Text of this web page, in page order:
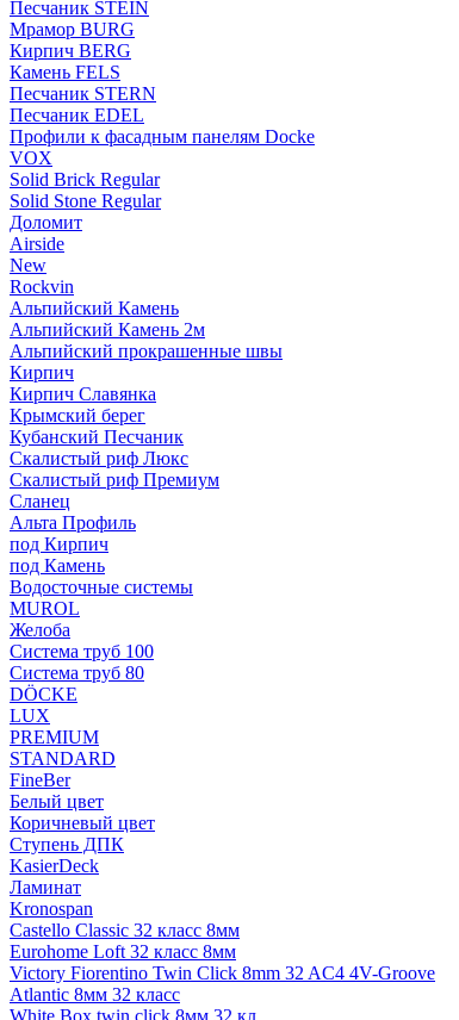
Пес­ча­ник STEIN
Мрамор BURG
Кирпич BERG
Камень FELS
Пес­ча­ник STERN
Пес­ча­ник EDEL
Профили к фасадным панелям Docke
VOX
Solid Brick Regular
Solid Stone Regular
Доломит
Airside
New
Rockvin
Альпийский Камень
Альпийский Камень 2м
Альпийский прокрашенные швы
Кирпич
Кирпич Славянка
Крымский берег
Кубанский Песчаник
Скалистый риф Люкс
Скалистый риф Премиум
Сланец
Альта Профиль
под Кирпич
под Камень
Водосточные системы
MUROL
Желоба
Система труб 100
Система труб 80
DÖCKE
LUX
PREMIUM
STANDARD
FineBer
Белый цвет
Коричневый цвет
Ступень ДПК
KasierDeck
Ламинат
Kronospan
Castello Classic 32 класс 8мм
Eurohome Loft 32 класс 8мм
Victory Fiorentino Twin Click 8mm 32 AC4 4V-Groove
Atlantic 8мм 32 класс
White Box twin click 8мм 32 кл